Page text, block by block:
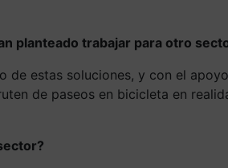
planteado trabajar para otro
estas soluciones, y con el
de paseos en bicicleta en